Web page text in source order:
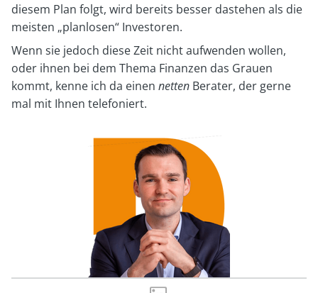
diesem Plan folgt, wird bereits besser dastehen als die
meisten „planlosen“ Investoren.
Wenn sie jedoch diese Zeit nicht aufwenden wollen,
oder ihnen bei dem Thema Finanzen das Grauen
kommt, kenne ich da einen netten Berater, der gerne
mal mit Ihnen telefoniert.